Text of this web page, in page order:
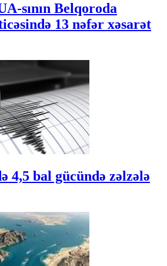
sının Belqoroda
13 nəfər xəsarət
4,5 bal gücündə zəlzələ